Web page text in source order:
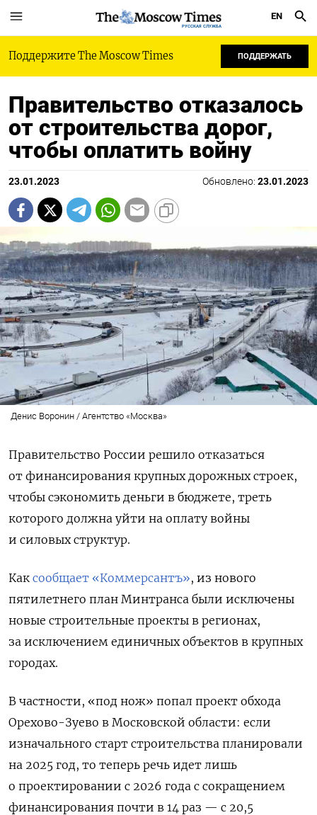
РУССКАЯ СЛУЖБА
EN
Поддержите The Moscow Times ПОДДЕРЖАТЬ
Правительство отказалось
от строительства дорог,
чтобы оплатить войну
23.01.2023 Обновлено: 23.01.2023
Денис Воронин / Агентство «Москва»
Правительство России решило отказаться
от финансирования крупных дорожных строек,
чтобы сэкономить деньги в бюджете, треть
которого должна уйти на оплату войны
и силовых структур.
Как сообщает «Коммерсантъ», из нового
пятилетнего план Минтранса были исключены
новые строительные проекты в регионах,
за исключением единичных объектов в крупных
городах.
В частности, «под нож» попал проект обхода
Орехово-Зуево в Московской области: если
изначального старт строительства планировали
на 2025 год, то теперь речь идет лишь
о проектировании с 2026 года с сокращением
финансирования почти в 14 раз — с 20,5